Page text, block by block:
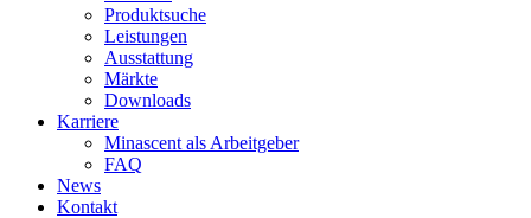
Produktsuche
Leistungen
Ausstattung
Märkte
Downloads
Karriere
Minascent als Arbeitgeber
FAQ
News
Kontakt